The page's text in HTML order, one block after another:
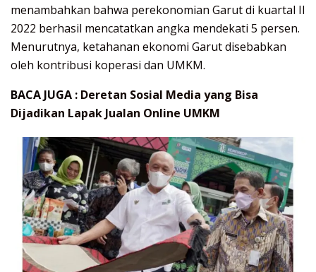
menambahkan bahwa perekonomian Garut di kuartal II
2022 berhasil mencatatkan angka mendekati 5 persen.
Menurutnya, ketahanan ekonomi Garut disebabkan
oleh kontribusi koperasi dan UMKM.
BACA JUGA : Deretan Sosial Media yang Bisa
Dijadikan Lapak Jualan Online UMKM